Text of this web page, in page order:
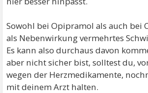
Sowohl bei Opipramol als auch bei
als Nebenwirkung vermehrtes
Es kann also durchaus davon
aber nicht sicher bist, solltest du,
wegen der Herzmedikamente,
mit deinem Arzt halten.